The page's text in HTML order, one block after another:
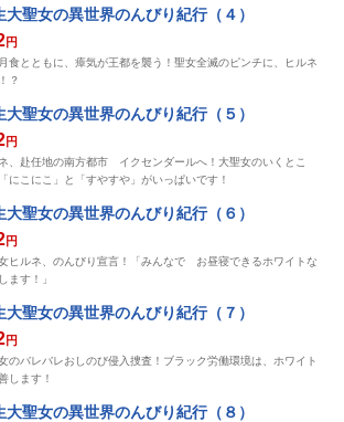
大聖女の異世界のんびり紀行（４）
円
食とともに、瘴気が王都を襲う！聖女全滅のピンチに、ヒルネ
？
大聖女の異世界のんびり紀行（５）
円
、赴任地の南方都市 イクセンダールへ！大聖女のいくとこ
にこにこ」と「すやすや」がいっぱいです！
大聖女の異世界のんびり紀行（６）
円
ヒルネ、のんびり宣言！「みんなで お昼寝できるホワイトな
ます！」
大聖女の異世界のんびり紀行（７）
円
のバレバレおしのび侵入捜査！ブラック労働環境は、ホワイト
します！
大聖女の異世界のんびり紀行（８）